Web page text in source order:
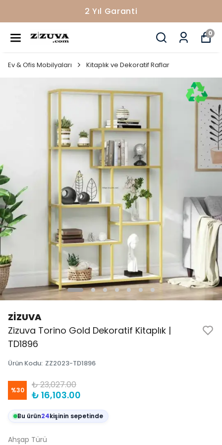
2 Yıl Garanti
0
Ev & Ofis Mobilyaları Kitaplık ve Dekoratif Raflar
ZİZUVA
Zizuva Torino Gold Dekoratif Kitaplık |
TD1896
Ürün Kodu: ZZ2023-TD1896
%30 ₺ 23,027.00
₺ 16,103.00
Bu ürün24kişinin sepetinde
Ahşap Türü